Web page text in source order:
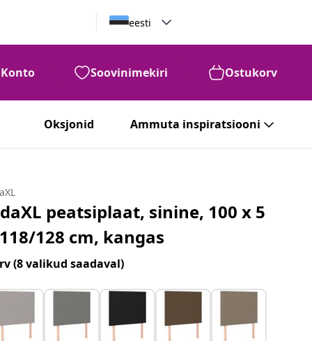
eesti
Konto Soovinimekiri Ostukorv
Oksjonid Ammuta inspiratsiooni
peatsiplaat, sinine, 100 x 5
128 cm, kangas
(8 valikud saadaval)